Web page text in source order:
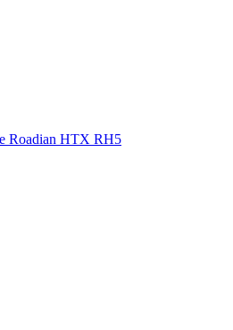
Roadian HTX RH5